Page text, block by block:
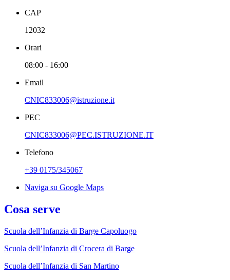
CAP
12032
Orari
08:00 - 16:00
Email
CNIC833006@istruzione.it
PEC
CNIC833006@PEC.ISTRUZIONE.IT
Telefono
+39 0175/345067
Naviga su Google Maps
Cosa serve
Scuola dell’Infanzia di Barge Capoluogo
Scuola dell’Infanzia di Crocera di Barge
Scuola dell’Infanzia di San Martino